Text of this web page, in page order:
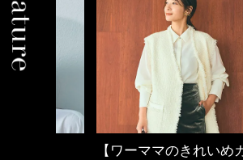
【ワーママのきれいめカジ